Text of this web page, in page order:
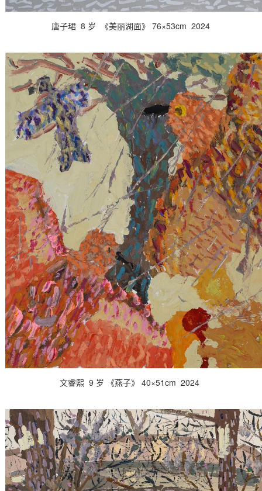
唐子珺 8 岁 《美丽湖面》 76×53cm 2024
文睿熙 9 岁 《燕子》 40×51cm 2024